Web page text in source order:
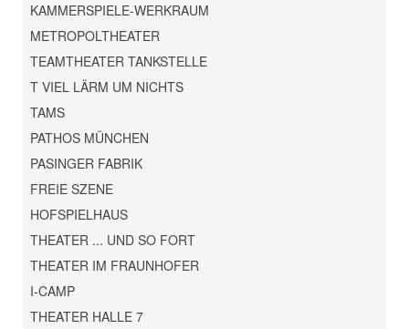
KAMMERSPIELE-WERKRAUM
METROPOLTHEATER
TEAMTHEATER TANKSTELLE
T VIEL LÄRM UM NICHTS
TAMS
PATHOS MÜNCHEN
PASINGER FABRIK
FREIE SZENE
HOFSPIELHAUS
THEATER ... UND SO FORT
THEATER IM FRAUNHOFER
I-CAMP
THEATER HALLE 7